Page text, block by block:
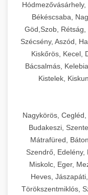
Békéscsaba,
Göd,Szob, Rétság,
Szécsény, Aszód,
Kiskőrös, Kecel,
Bácsalmás,
Kistelek,
Nagykörös,
Budakeszi,
Mátrafüred,
Szendrő, Edelény,
Miskolc, Eger,
Heves,
Törökszentmiklós,